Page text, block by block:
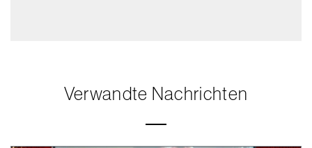
Verwandte Nachrichten